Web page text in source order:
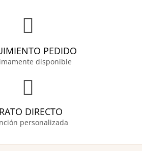
PEDIDO
disponible
DIRECTO
personalizada